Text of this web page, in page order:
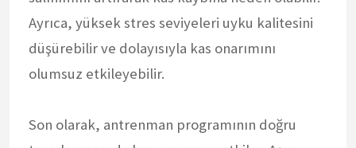
Ayrıca, yüksek stres seviyeleri uyku kalitesini
düşürebilir ve dolayısıyla kas onarımını
olumsuz etkileyebilir.
Son olarak, antrenman programının doğru